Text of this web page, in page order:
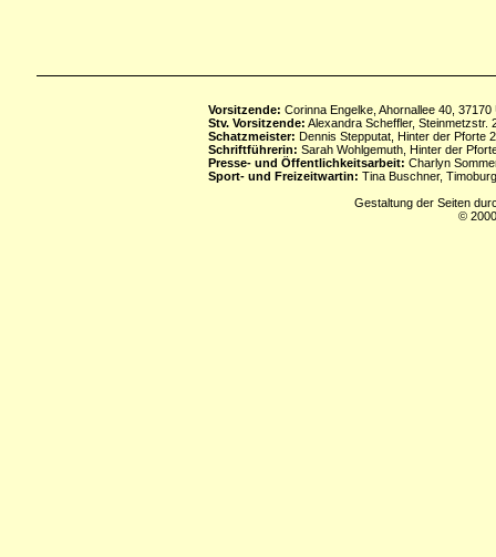
Vorsitzende: Corinna Engelke, Ahornallee 40,
Stv. Vorsitzende: Alexandra Scheffler, Steinmetzstr.
Schatzmeister: Dennis Stepputat, Hinter der Pforte
Schriftführerin: Sarah Wohlgemuth, Hinter der
Presse- und Öffentlichkeitsarbeit: Charlyn
Sport- und Freizeitwartin: Tina Buschner,
Gestaltung der Seiten
©